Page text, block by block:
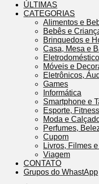
ÚLTIMAS
CATEGORIAS
Alimentos e
Bebês e
Brinquedos e
Casa, Mesa e
Móveis e
Eletrônicos,
Games
Informática
Smartphone e
Esporte,
Moda e
Perfumes,
Cupom
Livros, Filmes
Viagem
CONTATO
Grupos do WhastApp